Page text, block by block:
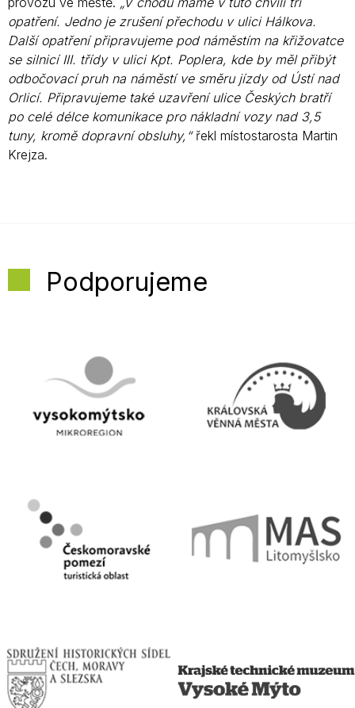
opatření. Jedno je zrušení přechodu v ulici Hálkova.
Další opatření připravujeme pod náměstím na křižovatce
se silnicí III. třídy v ulici Kpt. Poplera, kde by měl přibýt
odbočovací pruh na náměstí ve směru jízdy od Ústí nad
Orlicí. Připravujeme také uzavření ulice Českých bratří
po celé délce komunikace pro nákladní vozy nad 3,5
tuny, kromě dopravní obsluhy,“ řekl místostarosta Martin
Krejza.
Podporujeme